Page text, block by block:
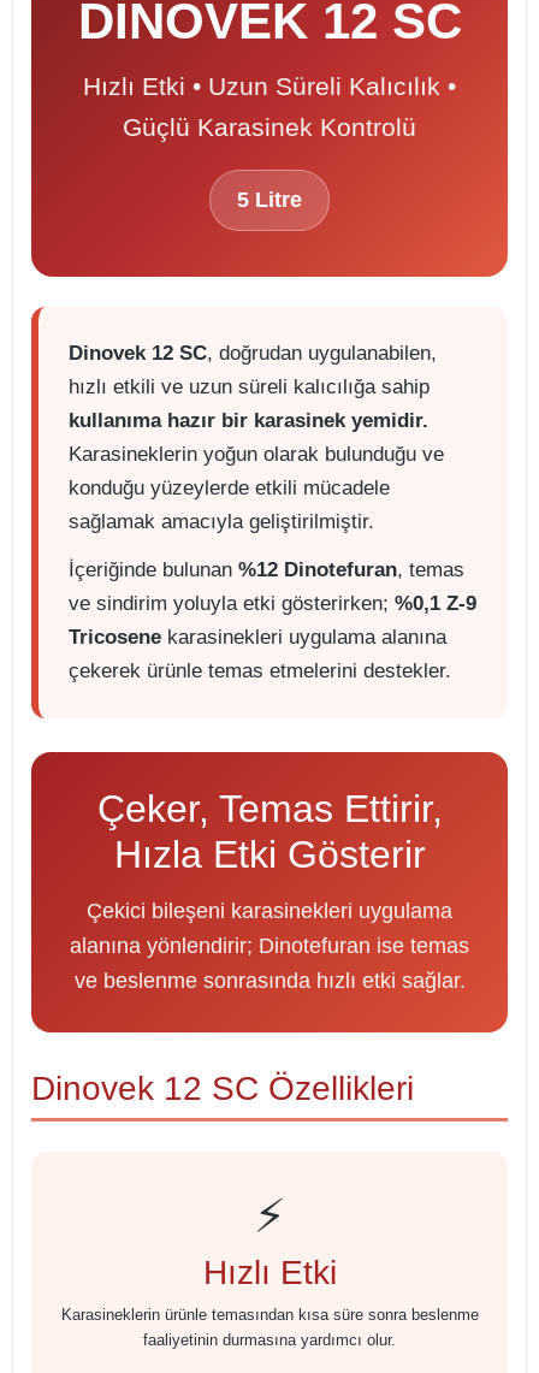
DİNOVEK 12 SC
Hızlı Etki • Uzun Süreli Kalıcılık •
Güçlü Karasinek Kontrolü
5 Litre
Dinovek 12 SC, doğrudan uygulanabilen,
hızlı etkili ve uzun süreli kalıcılığa sahip
kullanıma hazır bir karasinek yemidir.
Karasineklerin yoğun olarak bulunduğu ve
konduğu yüzeylerde etkili mücadele
sağlamak amacıyla geliştirilmiştir.
İçeriğinde bulunan %12 Dinotefuran, temas
ve sindirim yoluyla etki gösterirken; %0,1 Z-9
Tricosene karasinekleri uygulama alanına
çekerek ürünle temas etmelerini destekler.
Çeker, Temas Ettirir,
Hızla Etki Gösterir
Çekici bileşeni karasinekleri uygulama
alanına yönlendirir; Dinotefuran ise temas
ve beslenme sonrasında hızlı etki sağlar.
Dinovek 12 SC Özellikleri
⚡
Hızlı Etki
Karasineklerin ürünle temasından kısa süre sonra beslenme
faaliyetinin durmasına yardımcı olur.